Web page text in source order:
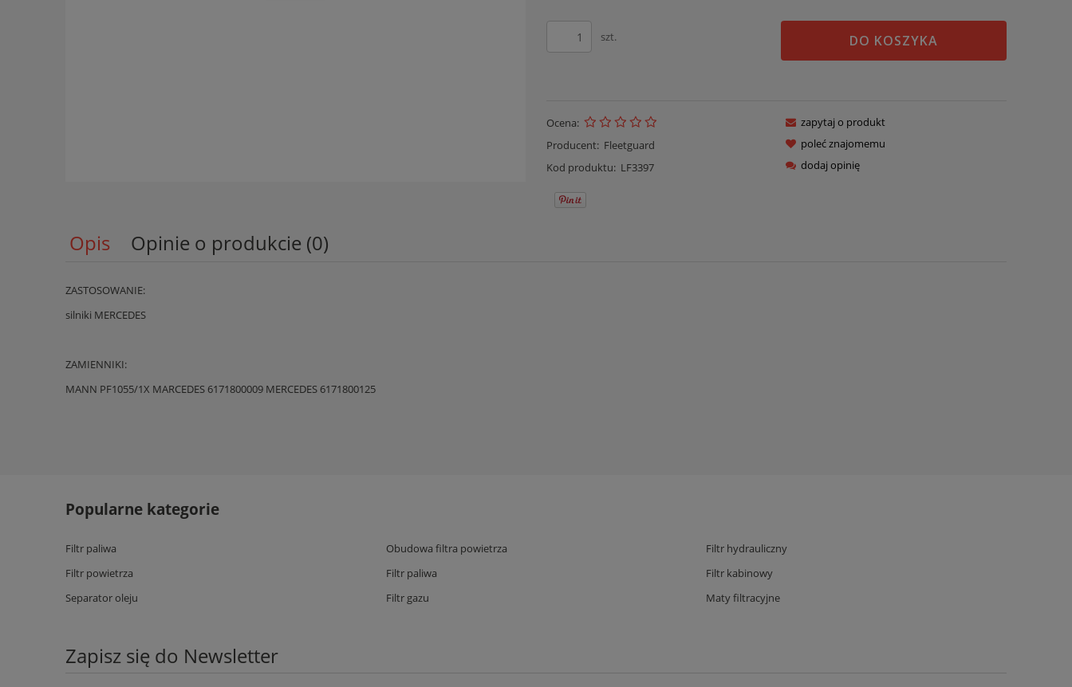
szt. DO KOSZYKA
Ocena:
Producent: Fleetguard
Kod produktu: LF3397
zapytaj o produkt
poleć znajomemu
dodaj opinię
Opis Opinie o produkcie (0)
ZASTOSOWANIE:
silniki MERCEDES
ZAMIENNIKI:
MANN PF1055/1X MARCEDES 6171800009 MERCEDES 6171800125
Popularne kategorie
Filtr paliwa
Filtr powietrza
Separator oleju
Obudowa filtra powietrza
Filtr paliwa
Filtr gazu
Filtr hydrauliczny
Filtr kabinowy
Maty filtracyjne
Zapisz się do Newsletter